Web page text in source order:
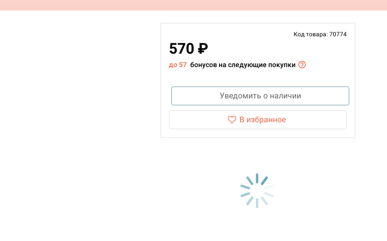
Код товара: 70774
570 ₽
до 57 бонусов на следующие покупки
Уведомить о наличии
В избранное